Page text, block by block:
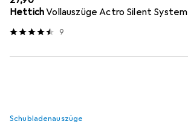
HettichVollauszüge Actro Silent System
9
Schubladenauszüge